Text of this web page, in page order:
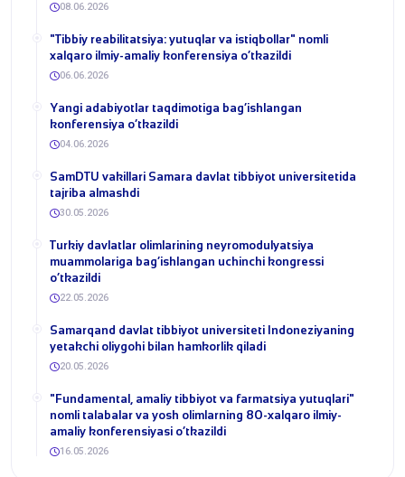
08.06.2026
​"Tibbiy reabilitatsiya: yutuqlar va istiqbollar" nomli
xalqaro ilmiy-amaliy konferensiya o‘tkazildi
06.06.2026
​Yangi adabiyotlar taqdimotiga bag‘ishlangan
konferensiya o‘tkazildi
04.06.2026
SamDTU vakillari Samara davlat tibbiyot universitetida
tajriba almashdi
30.05.2026
​Turkiy davlatlar olimlarining neyromodulyatsiya
muammolariga bag‘ishlangan uchinchi kongressi
o‘tkazildi
22.05.2026
Samarqand davlat tibbiyot universiteti Indoneziyaning
yetakchi oliygohi bilan hamkorlik qiladi
20.05.2026
​"Fundamental, amaliy tibbiyot va farmatsiya yutuqlari"
nomli talabalar va yosh olimlarning 80-xalqaro ilmiy-
amaliy konferensiyasi o‘tkazildi
16.05.2026